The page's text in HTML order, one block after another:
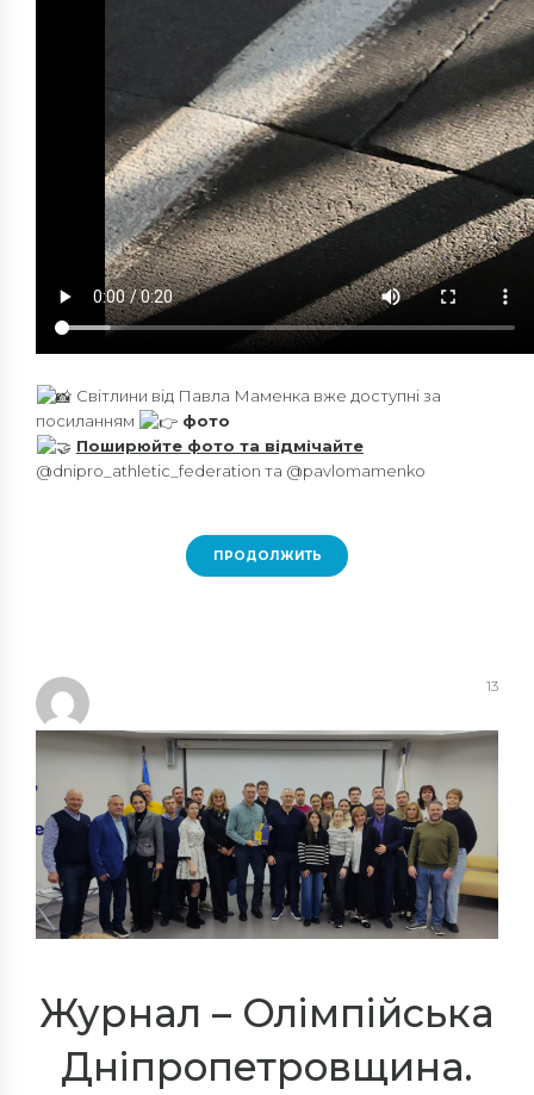
Світлини від Павла Маменка вже доступні за
посиланням
фото
Поширюйте фото та відмічайте
@dnipro_athletic_federation та @pavlomamenko
ПРОДОЛЖИТЬ
13
Журнал – Олімпійська
Дніпропетровщина.